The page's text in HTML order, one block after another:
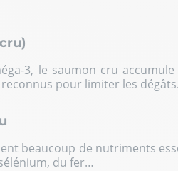
3, le saumon cru
pour limiter les dégâts.
beaucoup de nutriments
du fer…